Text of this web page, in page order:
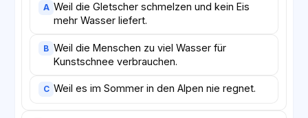
A Weil die Gletscher schmelzen und kein Eis
mehr Wasser liefert.
B Weil die Menschen zu viel Wasser für
Kunstschnee verbrauchen.
C Weil es im Sommer in den Alpen nie regnet.